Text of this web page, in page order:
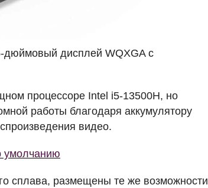
дюймовый дисплей WQXGAс
процессоре Intel i5-13500H, но
работы благодаря аккумулятору
видео.
умолчанию
сплава, размещены те же возможности